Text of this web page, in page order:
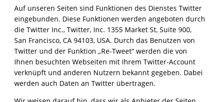
Auf unseren Seiten sind Funktionen des Dienstes Twitter
eingebunden. Diese Funktionen werden angeboten durch
die Twitter Inc., Twitter, Inc. 1355 Market St, Suite 900,
San Francisco, CA 94103, USA. Durch das Benutzen von
Twitter und der Funktion „Re-Tweet“ werden die von
Ihnen besuchten Webseiten mit Ihrem Twitter-Account
verknüpft und anderen Nutzern bekannt gegeben. Dabei
werden auch Daten an Twitter übertragen.